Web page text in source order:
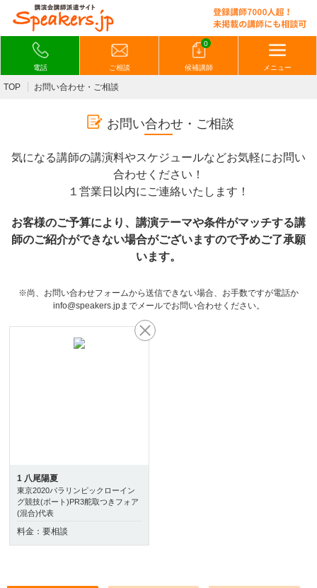
電話 ご相談
0
候補講師 メニュー
TOP お問い合わせ・ご相談
お問い合わせ・ご相談
気になる講師の講演料やスケジュールなどお気軽にお問い
合わせください！
１営業日以内にご連絡いたします！
お客様のご予算により、講演テーマや条件がマッチする講
師のご紹介ができない場合がございますので予めご了承願
います。
※尚、お問い合わせフォームから送信できない場合、お手数ですが電話か
info@speakers.jpまでメールでお問い合わせください。
1 八尾陽夏
東京2020パラリンピックローイン
グ競技(ボート)PR3舵取つきフォア
(混合)代表
料金：要相談